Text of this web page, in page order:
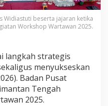
Widiastuti beserta jajaran ketika
Workshop Wartawan 2025.
langkah strategis
menyukseskan
Badan Pusat
Tengah
2025.